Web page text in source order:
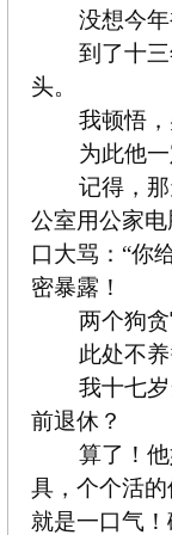
没想今
到了十
头。
我顿悟
为此他
记得，
公室用公家
口大骂：“你
密暴露！
两个狗贪
此处不
我十七
前退休？
算了！
具，个个活
就是一口气！